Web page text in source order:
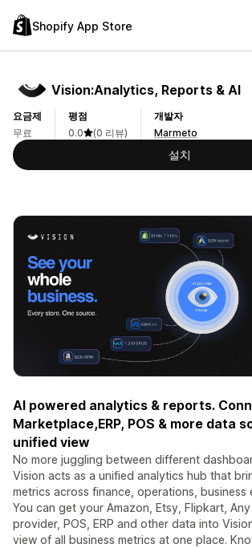
Shopify App Store
Vision:Analytics, Reports & AI
요금제
무료
평점
0.0
(0 리뷰)
개발자
Marmeto
설치
AI powered analytics & reports.
Marketplace,ERP, POS & more data
unified view
No more juggling between different
Vision acts as a unified analytics hub that
metrics across finance, operations, business
You can get your Amazon, Etsy, Flipkart,
provider, POS, ERP and other data into
view of all business metrics at one place.